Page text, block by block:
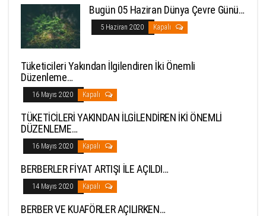
Bugün 05 Haziran Dünya Çevre Günü…
5 Haziran 2020 Kapalı
Tüketicileri Yakından İlgilendiren İki Önemli
Düzenleme…
16 Mayıs 2020 Kapalı
TÜKETİCİLERİ YAKINDAN İLGİLENDİREN İKİ ÖNEMLİ
DÜZENLEME…
16 Mayıs 2020 Kapalı
BERBERLER FİYAT ARTIŞI İLE AÇILDI…
14 Mayıs 2020 Kapalı
BERBER VE KUAFÖRLER AÇILIRKEN…